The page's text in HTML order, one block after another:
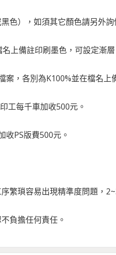
色），如須其它顏色請另外詢
上備註印刷墨色，可設定漸層
，各別為K100%並在檔名上
工每千車加收500元。
收PS版費500元。
繁瑣容易出現精準度問題，
負擔任何責任。